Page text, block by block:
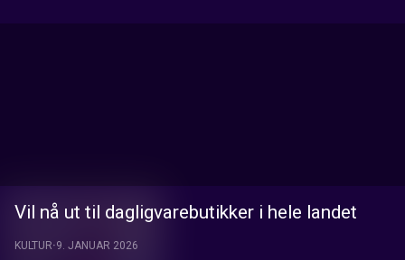
Vil nå ut til dagligvarebutikker i hele landet
KULTUR 9. JANUAR 2026